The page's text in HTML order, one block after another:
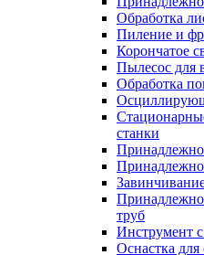
Обработка
Пиление и
Корончатое
Пылесос для
Обработка
станки
труб
Инструмент
Оснастка для